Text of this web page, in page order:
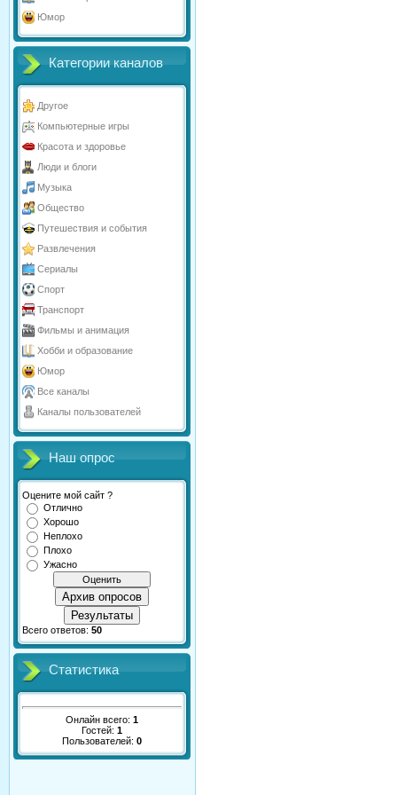
Юмор
Категории каналов
Другое
Компьютерные игры
Красота и здоровье
Люди и блоги
Музыка
Общество
Путешествия и события
Развлечения
Сериалы
Спорт
Транспорт
Фильмы и анимация
Хобби и образование
Юмор
Все каналы
Каналы пользователей
Наш опрос
Оцените мой сайт ?
Отлично
Хорошо
Неплохо
Плохо
Ужасно
Архив опросов
Результаты
Всего ответов: 50
Статистика
Онлайн всего: 1
Гостей: 1
Пользователей: 0